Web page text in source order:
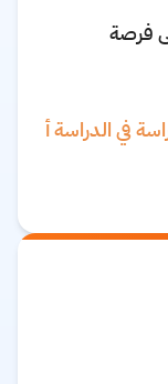
فرصة
فيالدراسةأ